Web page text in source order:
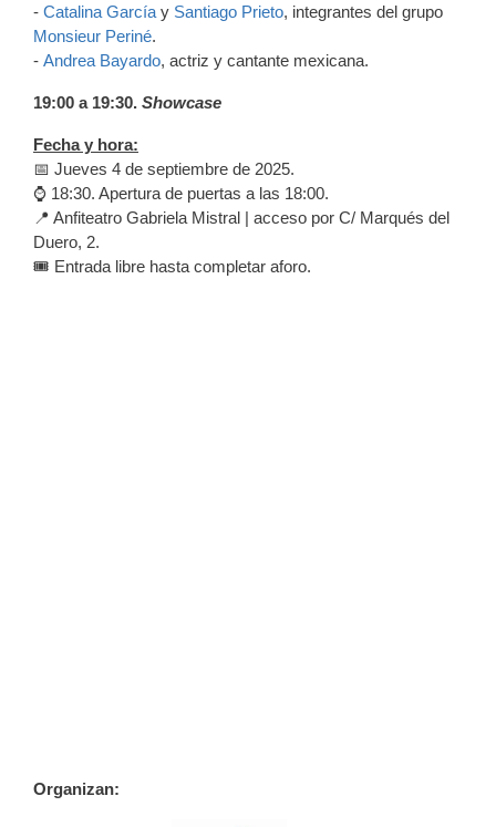
- Catalina García y Santiago Prieto, integrantes del grupo
Monsieur Periné.
- Andrea Bayardo, actriz y cantante mexicana.
19:00 a 19:30. Showcase
Fecha y hora:
📅 Jueves 4 de septiembre de 2025.
⌚️ 18:30. Apertura de puertas a las 18:00.
📍 Anfiteatro Gabriela Mistral | acceso por C/ Marqués del
Duero, 2.
🎟️ Entrada libre hasta completar aforo.
Organizan: